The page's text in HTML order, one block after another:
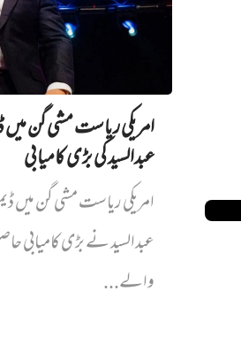
امریکی ریاست مشی گن
عبدالسید کی بڑی کامیابی
امریکی ریاست مشی گن میں
عبدالسید نے بڑی کامیابی
والے...